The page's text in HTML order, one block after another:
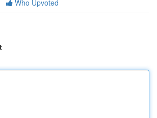
Who Upvoted